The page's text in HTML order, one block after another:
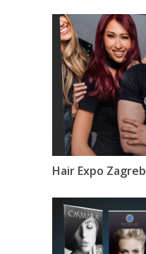
Hair Expo Zagreb